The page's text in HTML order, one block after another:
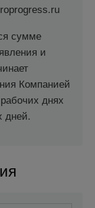
сумме
и
Компанией
днях
дней.